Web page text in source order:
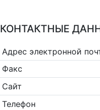
КОНТАКТНЫЕ
Адрес электронной
Факс
Сайт
Телефон